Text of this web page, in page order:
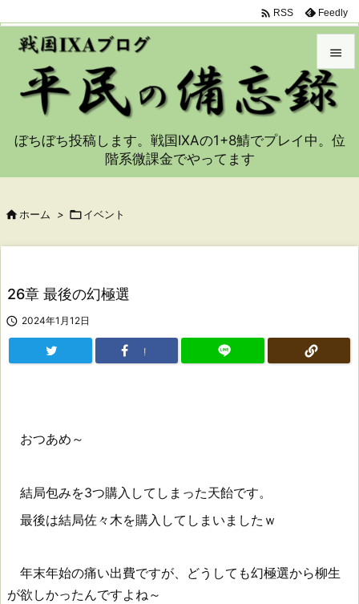


メニュ
サイド
 RSS Feedly
ぼちぼち投稿します。戦国IXAの1+8鯖でプレイ中。位
階系微課金でやってます
 ホーム > イベント
26章 最後の幻極選
 2024年1月12日
!
おつあめ～
結局包みを3つ購入してしまった天飴です。
最後は結局佐々木を購入してしまいましたｗ
年末年始の痛い出費ですが、どうしても幻極選から柳生
が欲しかったんですよね～